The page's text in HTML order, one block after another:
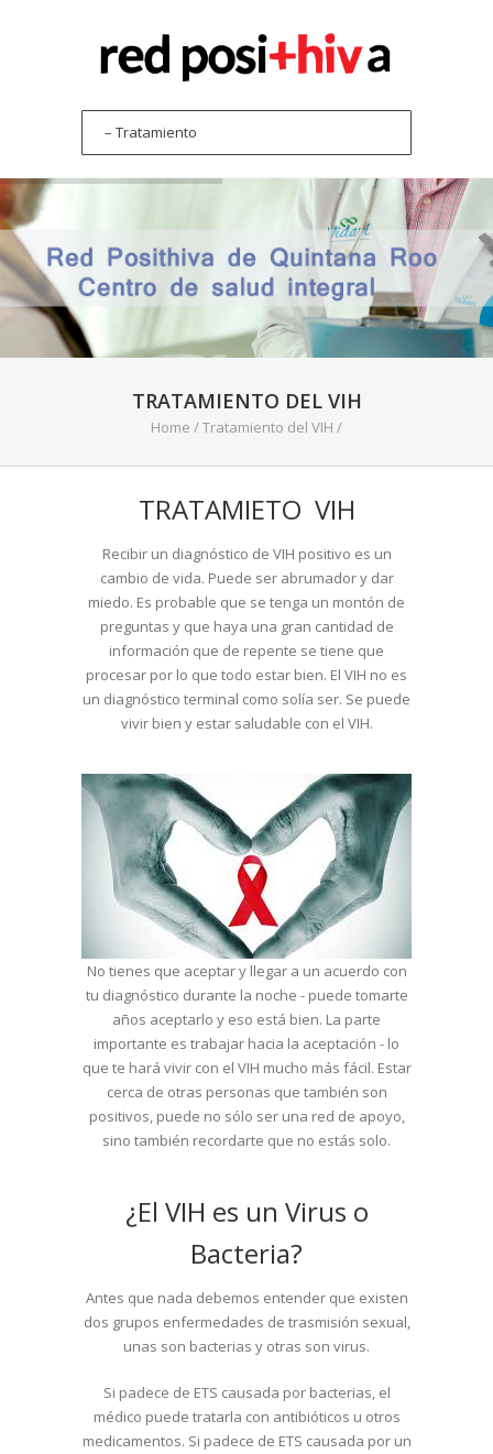
TRATAMIENTO DEL VIH
Home /Tratamiento del VIH /
TRATAMIETO VIH
Recibir un diagnóstico de VIH positivo es un
cambio de vida. Puede ser abrumador y dar
miedo. Es probable que se tenga un montón de
preguntas y que haya una gran cantidad de
información que de repente se tiene que
procesar por lo que todo estar bien. El VIH no es
un diagnóstico terminal como solía ser. Se puede
vivir bien y estar saludable con el VIH.
No tienes que aceptar y llegar a un acuerdo con
tu diagnóstico durante la noche - puede tomarte
años aceptarlo y eso está bien. La parte
importante es trabajar hacia la aceptación - lo
que te hará vivir con el VIH mucho más fácil. Estar
cerca de otras personas que también son
positivos, puede no sólo ser una red de apoyo,
sino también recordarte que no estás solo.
¿El VIH es un Virus o
Bacteria?
Antes que nada debemos entender que existen
dos grupos enfermedades de trasmisión sexual,
unas son bacterias y otras son virus.
Si padece de ETS causada por bacterias, el
médico puede tratarla con antibióticos u otros
medicamentos. Si padece de ETS causada por un